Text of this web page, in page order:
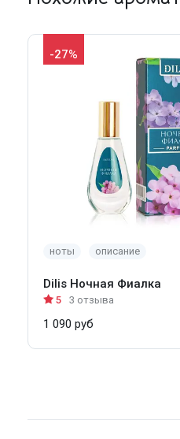
-27%
ноты описание
Dilis Ночная Фиалка
5 3 отзыва
1 090 руб